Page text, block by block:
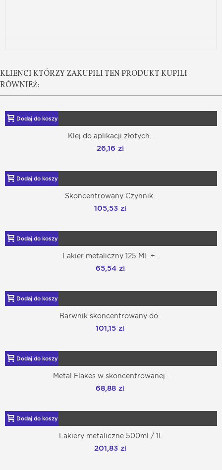
KLIENCI KTÓRZY ZAKUPILI TEN PRODUKT KUPILI
RÓWNIEŻ:
Dodaj do koszyka
Klej do aplikacji złotych...
26,16 zł
Dodaj do koszyka
Skoncentrowany Czynnik...
105,53 zł
Dodaj do koszyka
Lakier metaliczny 125 ML +...
65,54 zł
Dodaj do koszyka
Barwnik skoncentrowany do...
101,15 zł
Dodaj do koszyka
Metal Flakes w skoncentrowanej...
68,88 zł
Dodaj do koszyka
Lakiery metaliczne 500ml / 1L
201,83 zł